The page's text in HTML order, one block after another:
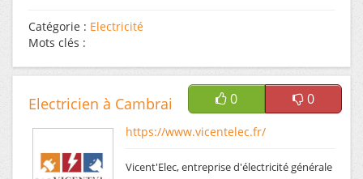
Catégorie : Electricité
Mots clés :
0 0
Electricien à Cambrai
https://www.vicentelec.fr/
Vicent'Elec, entreprise d'électricité générale